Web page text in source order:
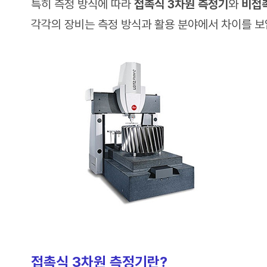
특히 측정 방식에 따라 접촉식 3차원 측정기 와 비접
각각의 장비는 측정 방식과 활용 분야에서 차이를
접촉식 3차원 측정기란?